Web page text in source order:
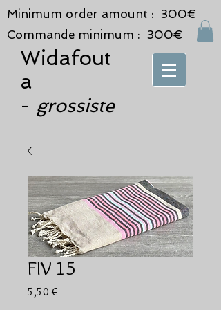
Minimum order amount : 300€
Commande minimum : 300€
Widafout
a
- grossiste
FIV 15
5,50 €